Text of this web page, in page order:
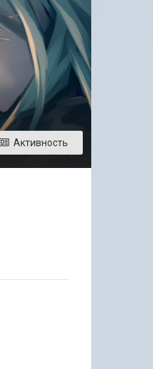
Активность